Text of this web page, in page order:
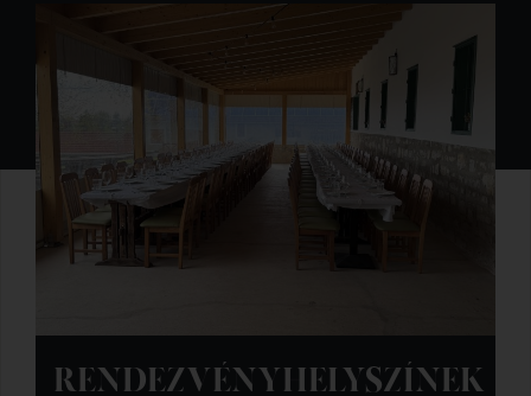
FIGULA VENDÉGHÁZ